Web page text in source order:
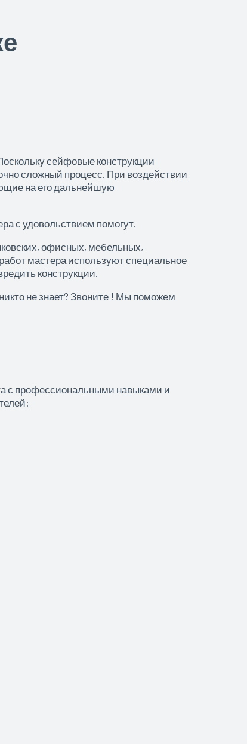
сейфовые конструкции
сложный процесс. При воздействии
на его дальнейшую
с удовольствием помогут.
офисных, мебельных,
мастера используют специальное
конструкции.
не знает? Звоните ! Мы поможем
с профессиональными навыками и